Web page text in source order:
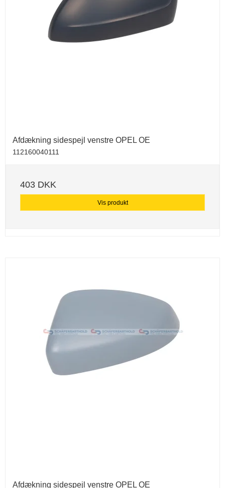
Afdækning sidespejl venstre OPEL OE
112160040111
403 DKK
Vis produkt
Afdækning sidespejl venstre OPEL OE